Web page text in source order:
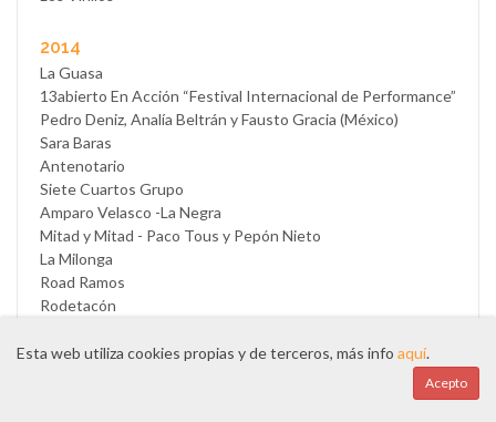
2014
La Guasa
13abierto En Acción “Festival Internacional de Performance”
Pedro Deniz, Analía Beltrán y Fausto Gracia (México)
Sara Baras
Antenotario
Siete Cuartos Grupo
Amparo Velasco -La Negra
Mitad y Mitad - Paco Tous y Pepón Nieto
La Milonga
Road Ramos
Rodetacón
Teatro de Malta
Esta web utiliza cookies propias y de terceros, más info aquí.
Acepto